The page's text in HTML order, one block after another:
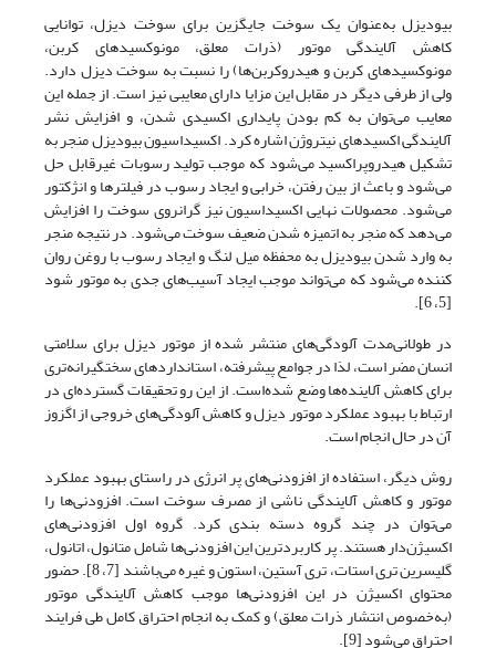
بیودیزل به‌عنوان یک سوخت جایگزین برای سوخت دیزل، توانایی
کاهش آلایندگی موتور (ذرات معلق، مونوکسیدهای کربن،
مونوکسیدهای کربن و هیدروکربن‌ها) را نسبت به سوخت دیزل دارد.
ولی از طرفی دیگر در مقابل این مزایا دارای معایبی نیز است. از جمله این
معایب می‌توان به کم بودن پایداری اکسیدی شدن، و افزایش نشر
آلایندگی اکسیدهای نیتروژن اشاره کرد. اکسیداسیون بیودیزل منجر به
تشکیل هیدروپراکسید می‌شود که موجب تولید رسوبات غیرقابل حل
می‌شود و باعث از بین رفتن، خرابی و ایجاد رسوب در فیلترها و انژکتور
می‌شود. محصولات نهایی اکسیداسیون نیز گرانروی سوخت را افزایش
می‌دهد که منجر به اتمیزه شدن ضعیف سوخت می‌شود. در نتیجه منجر
به وارد شدن بیودیزل به محفظه میل لنگ و ایجاد رسوب با روغن روان
کننده می‌شود که می‌تواند موجب ایجاد آسیب‌های جدی به موتور شود
[5، 6].
در طولانی‌مدت آلودگی‌های منتشر شده از موتور دیزل برای سلامتی
انسان مضر است، لذا در جوامع پیشرفته، استانداردهای سختگیرانه‌تری
برای کاهش آلاینده‌ها وضع شده‌است. از این رو تحقیقات گسترده‌ای در
ارتباط با بهبود عملکرد موتور دیزل و کاهش آلودگی‌های خروجی از اگزوز
آن در حال انجام است.
روش دیگر، استفاده از افزودنی‌های پر انرژی در راستای بهبود عملکرد
موتور و کاهش آلایندگی ناشی از مصرف سوخت است. افزودنی‌ها را
می‌توان در چند گروه دسته بندی کرد. گروه اول افزودنی‌های
اکسیژن‌دار هستند. پر کاربردترین این افزودنی‌ها شامل متانول، اتانول،
گلیسرین تری استات، تری آستین، استون و غیره می‌باشند [7، 8]. حضور
محتوای اکسیژن در این افزودنی‌ها موجب کاهش آلایندگی موتور
(به‌خصوص انتشار ذرات معلق) و کمک به انجام احتراق کامل طی فرایند
احتراق می‌شود [9].